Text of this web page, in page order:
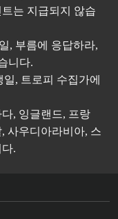
는 지급되지 않습
, 부름에 응답하라,
니다.
, 트로피 수집가에
, 잉글랜드, 프랑
사우디아라비아, 스
.